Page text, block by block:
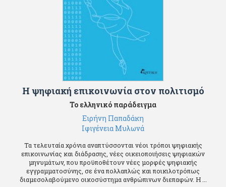
Η ψηφιακή επικοινωνία στον πολιτισμό
Το ελληνικό παράδειγμα
Ειρήνη Παπαδάκη
Ιφιγένεια Μυλωνά
Τα τελευταία χρόνια αναπτύσσονται νέοι τρόποι ψηφιακής
επικοινωνίας και διάδρασης, νέες οικειοποιήσεις ψηφιακών
μηνυμάτων, που προϋποθέτουν νέες μορφές ψηφιακής
εγγραμματοσύνης, σε ένα πολλαπλώς και ποικιλοτρόπως
διαμεσολαβούμενο οικοσύστημα ανθρώπινων διεπαφών. Η ...